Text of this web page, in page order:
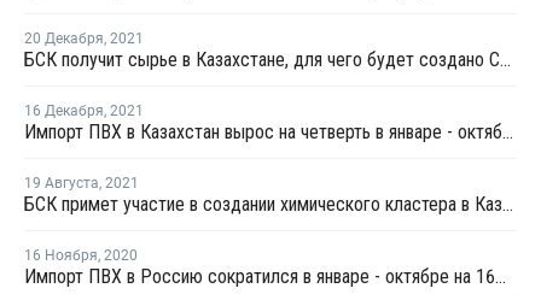
20 Декабря, 2021
БСК получит сырье в Казахстане, для чего будет создано СП с казахстанским "Каустиком"
16 Декабря, 2021
Импорт ПВХ в Казахстан вырос на четверть в январе - октябре
19 Августа, 2021
БСК примет участие в создании химического кластера в Казахстане
16 Ноября, 2020
Импорт ПВХ в Россию сократился в январе - октябре на 16%, экспорт снизился на 1%